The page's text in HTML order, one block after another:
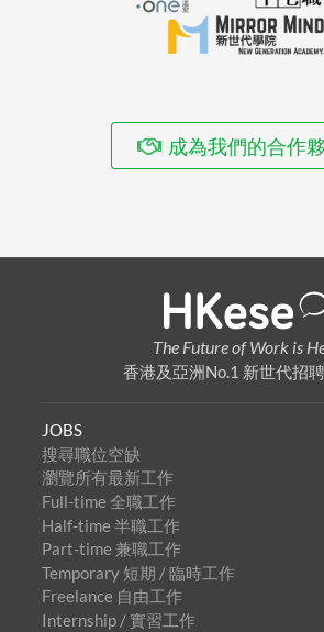
成為我們的合作
The Future of Work is
香港及亞洲No.1 新世代招
JOBS
搜尋職位空缺
瀏覽所有最新工作
Full-time 全職工作
Half-time 半職工作
Part-time 兼職工作
Temporary 短期 / 臨時工作
Freelance 自由工作
Internship / 實習工作